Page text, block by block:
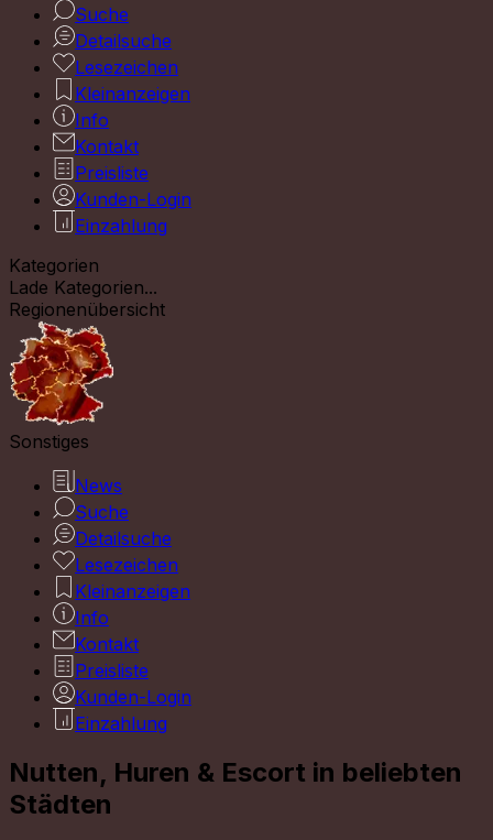
Suche
Detailsuche
Lesezeichen
Kleinanzeigen
Info
Kontakt
Preisliste
Kunden-Login
Einzahlung
Kategorien
Lade Kategorien...
Regionenübersicht
Sonstiges
News
Suche
Detailsuche
Lesezeichen
Kleinanzeigen
Info
Kontakt
Preisliste
Kunden-Login
Einzahlung
Nutten, Huren & Escort in beliebten
Städten